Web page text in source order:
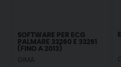
SOFTWARE PER ECG
PALMARE 33260 E 33261
(FINO A 2013)
GIMA